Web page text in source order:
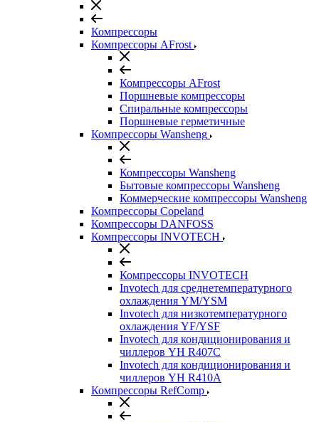
Компрессоры
Компрессоры AFrost
Компрессоры AFrost
Поршневые компрессоры
Спиральные компрессоры
Поршневые герметичные
Компрессоры Wansheng
Компрессоры Wansheng
Бытовые компрессоры Wansheng
Коммерческие компрессоры Wansheng
Компрессоры Copeland
Компрессоры DANFOSS
Компрессоры INVOTECH
Компрессоры INVOTECH
Invotech для среднетемпературного
охлаждения YM/YSM
Invotech для низкотемпературного
охлаждения YF/YSF
Invotech для кондиционирования и
чиллеров YH R407C
Invotech для кондиционирования и
чиллеров YH R410A
Компрессоры RefComp